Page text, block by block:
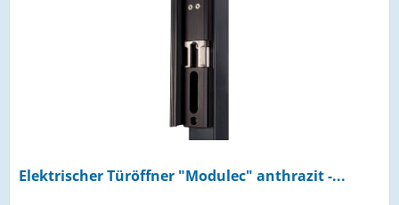
Elektrischer Türöffner "Modulec" anthrazit -...